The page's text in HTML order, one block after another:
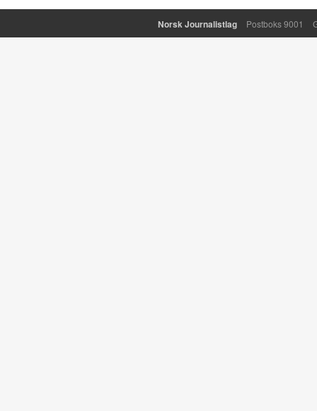
Norsk Journalistlag Postboks 9001